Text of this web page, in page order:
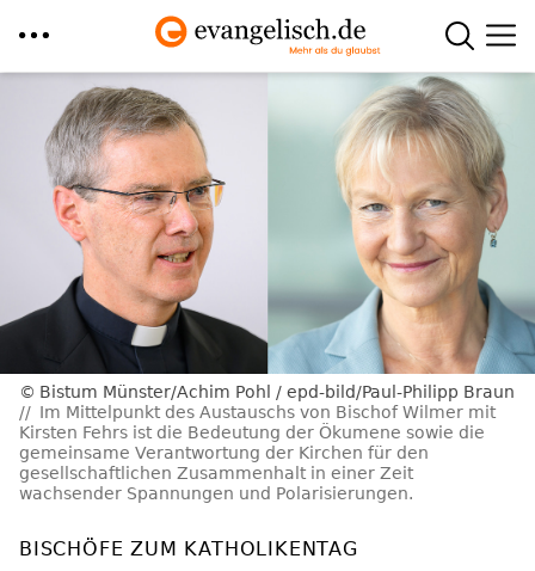
Inhalt
Bistum Münster/Achim Pohl / epd-bild/Paul-Philipp Braun
Im Mittelpunkt des Austauschs von Bischof Wilmer mit
Kirsten Fehrs ist die Bedeutung der Ökumene sowie die
gemeinsame Verantwortung der Kirchen für den
gesellschaftlichen Zusammenhalt in einer Zeit
wachsender Spannungen und Polarisierungen.
BISCHÖFE ZUM KATHOLIKENTAG